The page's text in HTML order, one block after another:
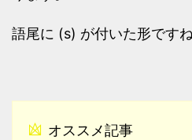
語尾に (s) が付いた形ですね
オススメ記事